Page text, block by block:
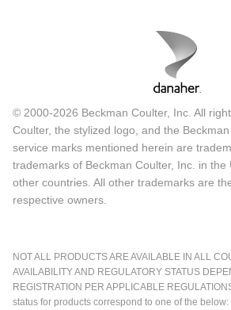
© 2000-2026 Beckman Coulter, Inc. All
Coulter, the stylized logo, and the
service marks mentioned herein are
trademarks of Beckman Coulter, Inc. in the
other countries. All other trademarks are
respective owners.
NOT ALL PRODUCTS ARE AVAILABLE IN ALL
AVAILABILITY AND REGULATORY STATUS
REGISTRATION PER APPLICABLE
status for products correspond to one of the